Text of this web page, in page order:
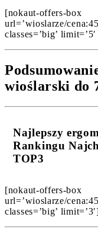
[nokaut-
url=’wioslarze/
classes=’big’
wioślarski do
Najlepszy
Rankingu
TOP3
[nokaut-
url=’wioslarze/
classes=’big’